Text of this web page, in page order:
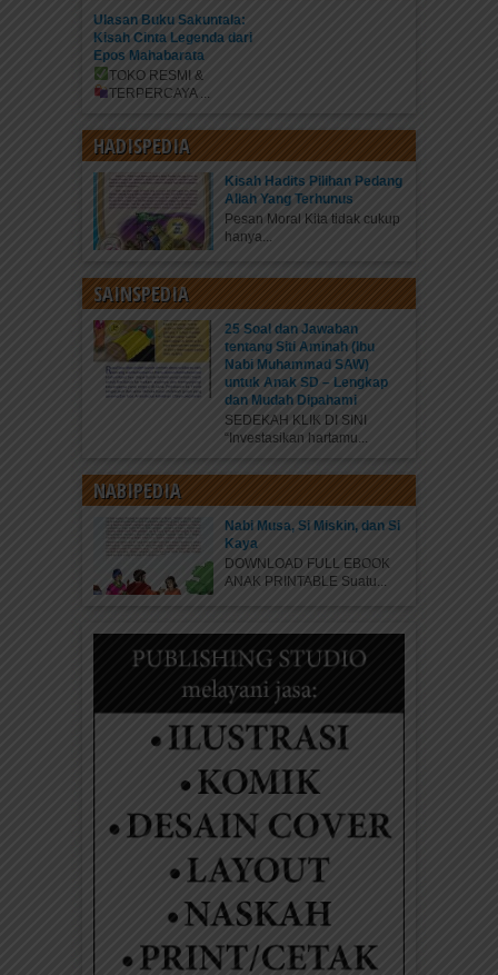
Ulasan Buku Sakuntala:
Kisah Cinta Legenda dari
Epos Mahabarata
TOKO RESMI &
TERPERCAYA ...
HADISPEDIA
Kisah Hadits Pilihan Pedang
Allah Yang Terhunus
Pesan Moral Kita tidak cukup
hanya...
SAINSPEDIA
25 Soal dan Jawaban
tentang Siti Aminah (Ibu
Nabi Muhammad SAW)
untuk Anak SD – Lengkap
dan Mudah Dipahami
SEDEKAH KLIK DI SINI
“Investasikan hartamu...
NABIPEDIA
Nabi Musa, Si Miskin, dan Si
Kaya
DOWNLOAD FULL EBOOK
ANAK PRINTABLE Suatu...